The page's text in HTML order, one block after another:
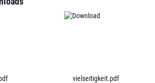
vielseitigkeit.pdf